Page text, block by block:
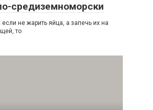
средиземноморски
не жарить яйца, а запечь их на
то